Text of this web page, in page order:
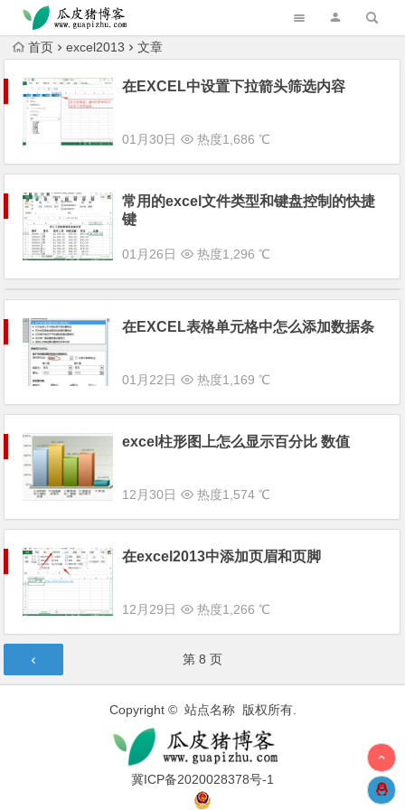
跳转到主内容
首页 excel2013 文章
在EXCEL中设置下拉箭头筛选内容
01月30日 热度1,686 ℃
常用的excel文件类型和键盘控制的快捷
键
01月26日 热度1,296 ℃
在EXCEL表格单元格中怎么添加数据条
01月22日 热度1,169 ℃
excel柱形图上怎么显示百分比 数值
12月30日 热度1,574 ℃
在excel2013中添加页眉和页脚
12月29日 热度1,266 ℃
文章导航 第 8 页
Copyright © 站点名称 版权所有.
冀ICP备2020028378号-1